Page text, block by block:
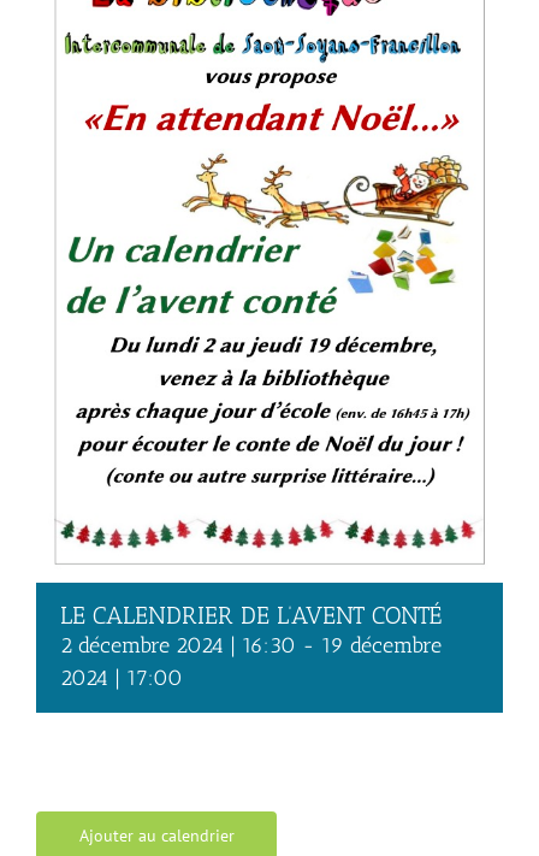
LE CALENDRIER DE L’AVENT CONTÉ
2 décembre 2024 | 16:30 - 19 décembre
2024 | 17:00
Ajouter au calendrier